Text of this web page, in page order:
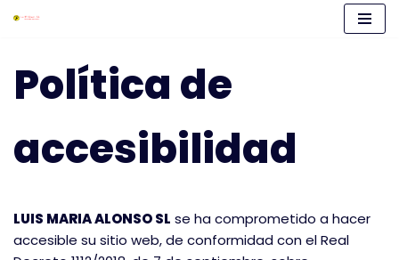
al
contenido
Política de
accesibilidad
LUIS MARIA ALONSO SL se ha comprometido a hacer
accesible su sitio web, de conformidad con el Real